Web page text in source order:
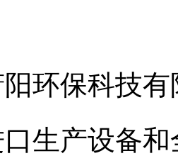
环保科技
生产设备